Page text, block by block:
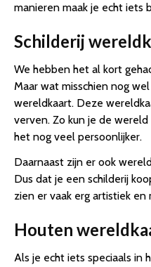
manieren maak je echt iets
Schilderij
We hebben het al kort
Maar wat misschien nog
wereldkaart. Deze
verven. Zo kun je de
het nog veel persoonlijker.
Daarnaast zijn er ook
Dus dat je een schilderij
zien er vaak erg artistiek en
Houten
Als je echt iets speciaals in